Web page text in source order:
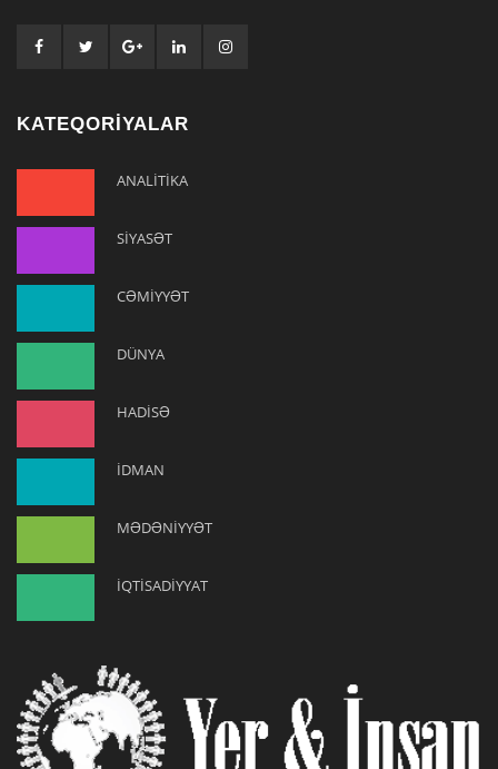
KATEQORİYALAR
ANALİTİKA
SİYASƏT
CƏMİYYƏT
DÜNYA
HADİSƏ
İDMAN
MƏDƏNİYYƏT
İQTİSADİYYAT